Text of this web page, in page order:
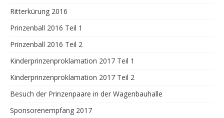
Ritterkürung 2016
Prinzenball 2016 Teil 1
Prinzenball 2016 Teil 2
Kinderprinzenproklamation 2017 Teil 1
Kinderprinzenproklamation 2017 Teil 2
Besuch der Prinzenpaare in der Wagenbauhalle
Sponsorenempfang 2017